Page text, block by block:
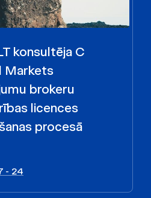
konsultēja C
Markets
brokeru
licences
procesā
- 24